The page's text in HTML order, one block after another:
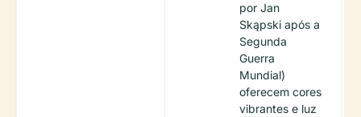
por Jan
Skąpski após a
Segunda
Guerra
Mundial)
oferecem cores
vibrantes e luz